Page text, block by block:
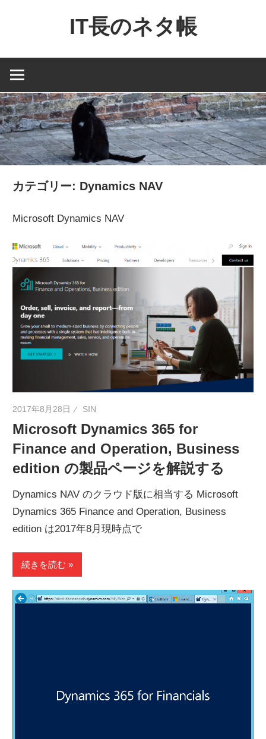
ン
へ
ス
キ
ッ
プ
IT長のネタ帳
NAV
Dynamics365
financial
を
中
に
製
の
タ
を
提
供
カテゴリー: Dynamics NAV
Microsoft Dynamics NAV
2017年8月28日 SIN
Microsoft Dynamics 365 for
Finance and Operation, Business
edition の製品ページを解説する
Dynamics NAV のクラウド版に相当する Microsoft
Dynamics 365 Finance and Operation, Business
edition は2017年8月現時点で
続きを読む